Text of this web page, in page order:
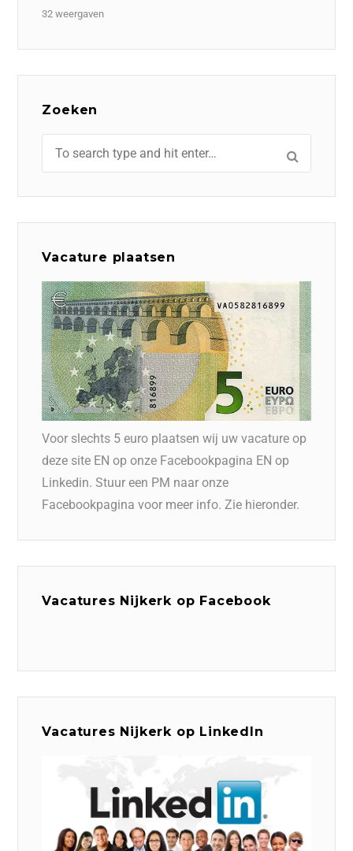
32 weergaven
Zoeken
Vacature plaatsen
Voor slechts 5 euro plaatsen wij uw vacature op
deze site EN op onze Facebookpagina EN op
Linkedin. Stuur een PM naar onze
Facebookpagina voor meer info. Zie hieronder.
Vacatures Nijkerk op Facebook
Vacatures Nijkerk op LinkedIn